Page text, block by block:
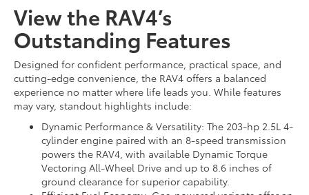
View the RAV4’s
Outstanding Features
Designed for confident performance, practical space, and
cutting-edge convenience, the RAV4 offers a balanced
experience no matter where life leads you. While features
may vary, standout highlights include:
Dynamic Performance & Versatility: The 203-hp 2.5L 4-
cylinder engine paired with an 8-speed transmission
powers the RAV4, with available Dynamic Torque
Vectoring All-Wheel Drive and up to 8.6 inches of
ground clearance for superior capability.